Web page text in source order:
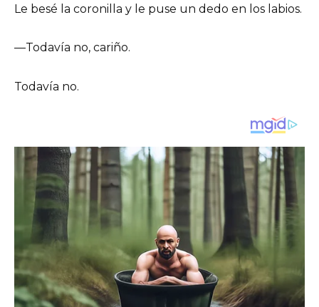
Le besé la coronilla y le puse un dedo en los labios.
—Todavía no, cariño.
Todavía no.